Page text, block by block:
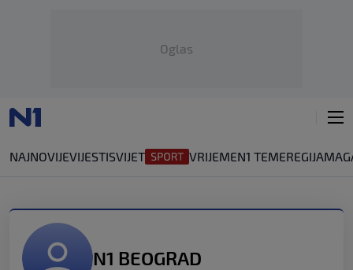
Oglas
NAJNOVIJEVIJESTISVIJET VRIJEMEN1 TEMEREGIJA
N1 BEOGRAD